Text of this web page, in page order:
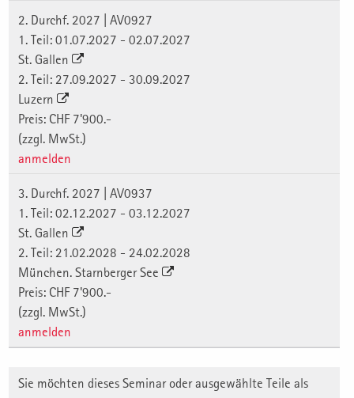
2. Durchf. 2027 | AV0927
1. Teil: 01.07.2027 - 02.07.2027
St. Gallen
2. Teil: 27.09.2027 - 30.09.2027
Luzern
Preis: CHF 7'900.-
(zzgl. MwSt.)
anmelden
3. Durchf. 2027 | AV0937
1. Teil: 02.12.2027 - 03.12.2027
St. Gallen
2. Teil: 21.02.2028 - 24.02.2028
München. Starnberger See
Preis: CHF 7'900.-
(zzgl. MwSt.)
anmelden
Sie möchten dieses Seminar oder ausgewählte Teile als